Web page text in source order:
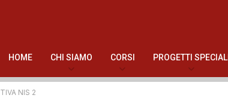
HOME CHI SIAMO CORSI PROGETTI SPECIALI
NIS 2